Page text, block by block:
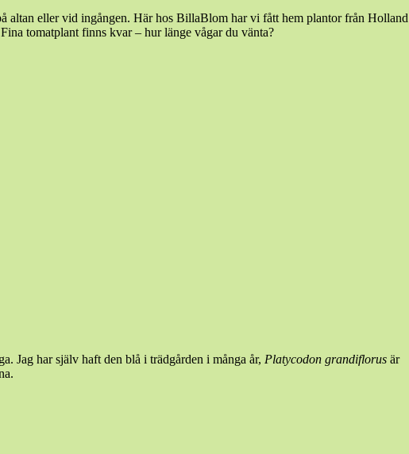
altan eller vid ingången. Här hos BillaBlom har vi fått hem plantor från Holland
tomatplant finns kvar – hur länge vågar du vänta?
Jag har själv haft den blå i trädgården i många år, Platycodon grandiflorus är